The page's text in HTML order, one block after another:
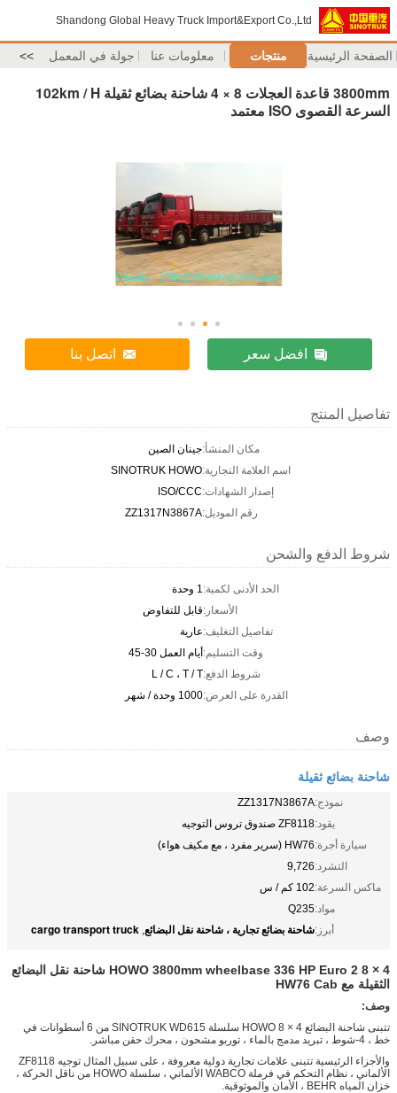
Shandong Global Heavy Truck Import&Export Co.,Ltd
الصفحة الرئيسية منتجات معلومات عنا جولة في المعمل >>
3800mm قاعدة العجلات 8 × 4 شاحنة بضائع ثقيلة 102km / H
السرعة القصوى ISO معتمد
افضل سعر اتصل بنا
تفاصيل المنتج
مكان المنشأ:جينان الصين
اسم العلامة التجارية:SINOTRUK HOWO
إصدار الشهادات:ISO/CCC
رقم الموديل:ZZ1317N3867A
شروط الدفع والشحن
الحد الأدنى لكمية:1 وحدة
الأسعار:قابل للتفاوض
تفاصيل التغليف:عارية
وقت التسليم:أيام العمل 30-45
شروط الدفع:L / C ، T / T
القدرة على العرض:1000 وحدة / شهر
وصف
شاحنة بضائع ثقيلة
نموذج:ZZ1317N3867A
يقود:ZF8118 صندوق تروس التوجيه
سيارة أجرة:HW76 (سرير مفرد ، مع مكيف هواء)
التشرد:9,726
ماكس السرعة:102 كم / س
مواد:Q235
أبرز:شاحنة بضائع تجارية ، شاحنة نقل البضائع,
cargo transport truck
HOWO 3800mm wheelbase 336 HP Euro 2 8 × 4 شاحنة نقل البضائع
الثقيلة مع HW76 Cab
وصف:
تتبنى شاحنة البضائع HOWO 8 × 4 سلسلة SINOTRUK WD615 من 6 أسطوانات في
خط ، 4-شوط ، تبريد مدمج بالماء ، توربو مشحون ، محرك حقن مباشر.
والأجزاء الرئيسية تتبنى علامات تجارية دولية معروفة ، على سبيل المثال توجيه ZF8118
الألماني ، نظام التحكم في فرملة WABCO الألماني ، سلسلة HOWO من ناقل الحركة ،
خزان المياه BEHR ، الأمان والموثوقية.